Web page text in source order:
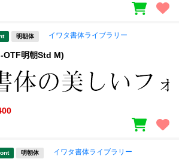
明朝体 イワタ書体ライブラリー
OTF明朝Std M)
明朝体 イワタ書体ライブラリー